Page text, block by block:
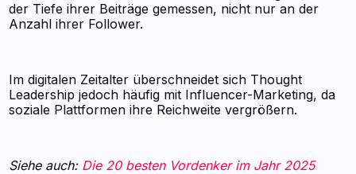
der Tiefe ihrer Beiträge gemessen, nicht nur an der
Anzahl ihrer Follower.
Im digitalen Zeitalter überschneidet sich Thought
Leadership jedoch häufig mit Influencer-Marketing, da
soziale Plattformen ihre Reichweite vergrößern.
Siehe auch:Die 20 besten Vordenker im Jahr 2025